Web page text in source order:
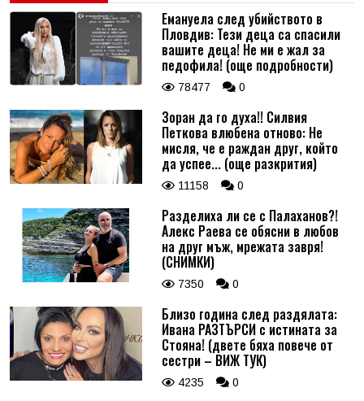
Емануела след убийството в
Пловдив: Тези деца са спасили
вашите деца! Не ми е жал за
педофила! (още подробности)
78477 0
Зоран да го духа!! Силвия
Петкова влюбена отново: Не
мисля, че е раждан друг, който
да успее... (още разкрития)
11158 0
Разделиха ли се с Палаханов?!
Алекс Раева се обясни в любов
на друг мъж, мрежата завря!
(СНИМКИ)
7350 0
Близо година след раздялата:
Ивана РАЗТЪРСИ с истината за
Стояна! (двете бяха повече от
сестри – ВИЖ ТУК)
4235 0